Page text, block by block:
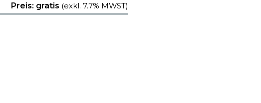
Preis: gratis (exkl. 7.7% MWST)